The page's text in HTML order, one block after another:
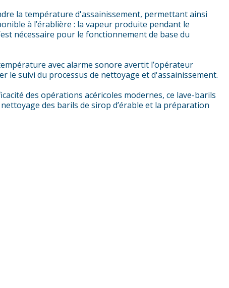
la température d'assainissement, permettant ainsi
à l’érablière : la vapeur produite pendant le
nécessaire pour le fonctionnement de base du
avec alarme sonore avertit l’opérateur
le suivi du processus de nettoyage et d'assainissement.
des opérations acéricoles modernes, ce lave-barils
des barils de sirop d’érable et la préparation